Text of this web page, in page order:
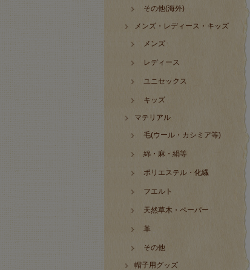
その他(海外)
メンズ・レディース・キッズ
メンズ
レディース
ユニセックス
キッズ
マテリアル
毛(ウール・カシミア等)
綿・麻・絹等
ポリエステル・化繊
フエルト
天然草木・ペーパー
革
その他
帽子用グッズ